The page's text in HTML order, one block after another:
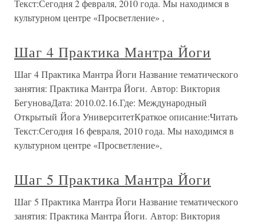
Текст:Сегодня 2 февраля, 2010 года. Мы находимся в
культурном центре «Просветление» ,
Шаг 4 Практика Мантра Йоги
Шаг 4 Практика Мантра Йоги Название тематического
занятия: Практика Мантра Йоги. Автор: Виктория
БегуноваДата: 2010.02.16.Где: Международный
Открытый Йога УниверситетКраткое описание:Читать
Текст:Сегодня 16 февраля, 2010 года. Мы находимся в
культурном центре «Просветление»,
Шаг 5 Практика Мантра Йоги
Шаг 5 Практика Мантра Йоги Название тематического
занятия: Практика Мантра Йоги. Автор: Виктория